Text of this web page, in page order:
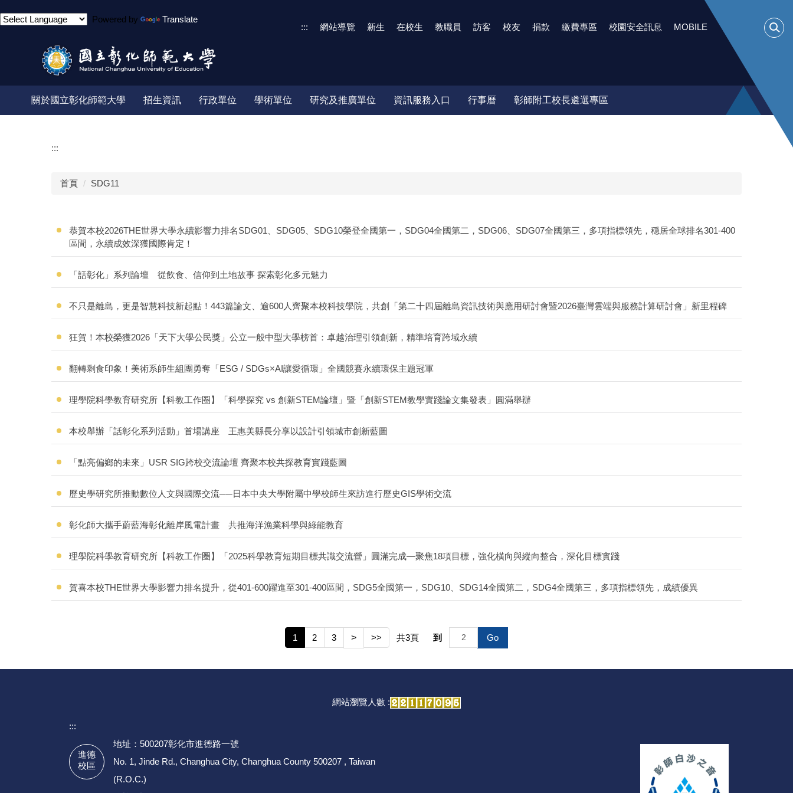
到
區
Powered by Translate
::: 網站導覽 新生 在校生 教職員 訪客 校友 捐款 繳費專區 校園安全訊息 MOBILE
關於國立彰化師範大學 招生資訊 行政單位 學術單位 研究及推廣單位 資訊服務入口 行事曆 彰師附工校長遴選專區
:::
首頁 SDG11
恭賀本校2026THE世界大學永續影響力排名SDG01、SDG05、SDG10榮登全國第一，SDG04全國第二，SDG06、SDG07全國第三，多項指標領先，穏居全球排名301-400
區間，永續成效深獲國際肯定！
「話彰化」系列論壇 從飲食、信仰到土地故事 探索彰化多元魅力
不只是離島，更是智慧科技新起點！443篇論文、逾600人齊聚本校科技學院，共創「第二十四屆離島資訊技術與應用研討會暨2026臺灣雲端與服務計算研討會」新里程碑
狂賀！本校榮獲2026「天下大學公民獎」公立一般中型大學榜首：卓越治理引領創新，精準培育跨域永續
翻轉剩食印象！美術系師生組團勇奪「ESG / SDGs×AI讓愛循環」全國競賽永續環保主題冠軍
理學院科學教育研究所【科教工作圈】「科學探究 vs 創新STEM論壇」暨「創新STEM教學實踐論文集發表」圓滿舉辦
本校舉辦「話彰化系列活動」首場講座 王惠美縣長分享以設計引領城市創新藍圖
「點亮偏鄉的未來」USR SIG跨校交流論壇 齊聚本校共探教育實踐藍圖
歷史學研究所推動數位人文與國際交流──日本中央大學附屬中學校師生來訪進行歷史GIS學術交流
彰化師大攜手蔚藍海彰化離岸風電計畫 共推海洋漁業科學與綠能教育
理學院科學教育研究所【科教工作圈】「2025科學教育短期目標共識交流營」圓滿完成—聚焦18項目標，強化橫向與縱向整合，深化目標實踐
賀喜本校THE世界大學影響力排名提升，從401-600躍進至301-400區間，SDG5全國第一，SDG10、SDG14全國第二，SDG4全國第三，多項指標領先，成績優異
1 2 3 > >> 共3頁 到 Go
網站瀏覽人數 :
:::
進德
校區
地址：500207彰化市進德路一號
No. 1, Jinde Rd., Changhua City, Changhua County 500207 , Taiwan
(R.O.C.)